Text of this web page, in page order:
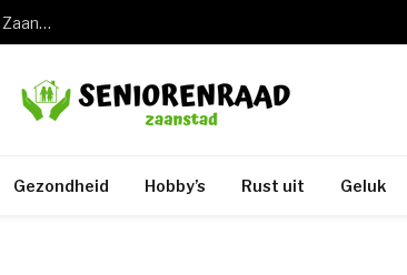
Wat een keuring rijbewijs 75 jaar betekent voor senioren in Zaandam en de rest van Zaanstad
Gezondheid Hobby’s Rust uit Geluk